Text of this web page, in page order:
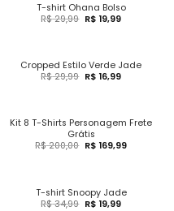
T-shirt Ohana Bolso
R$29,99 R$ 19,99
Cropped Estilo Verde Jade
R$29,99 R$ 16,99
Kit 8 T-Shirts Personagem Frete
Grátis
R$200,00 R$ 169,99
T-shirt Snoopy Jade
R$34,99 R$ 19,99